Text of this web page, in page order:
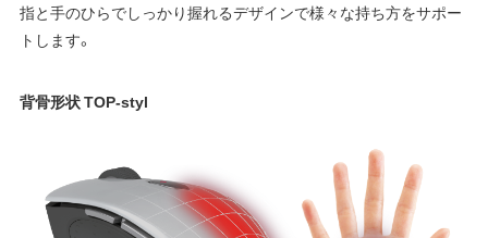
指と手のひらでしっかり握れるデザインで様々な持ち方をサポー
トします。
背骨形状 TOP-styl